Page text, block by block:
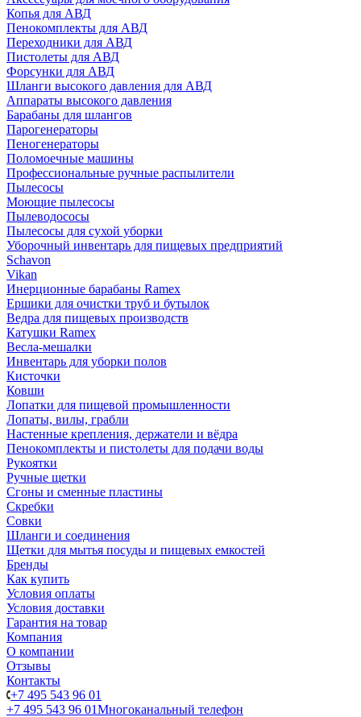
Копья для АВД
Пенокомплекты для АВД
Переходники для АВД
Пистолеты для АВД
Форсунки для АВД
Шланги высокого давления для АВД
Аппараты высокого давления
Барабаны для шлангов
Парогенераторы
Пеногенераторы
Поломоечные машины
Профессиональные ручные распылители
Пылесосы
Моющие пылесосы
Пылеводососы
Пылесосы для сухой уборки
Уборочный инвентарь для пищевых предприятий
Schavon
Vikan
Инерционные барабаны Ramex
Ершики для очистки труб и бутылок
Ведра для пищевых производств
Катушки Ramex
Весла-мешалки
Инвентарь для уборки полов
Кисточки
Ковши
Лопатки для пищевой промышленности
Лопаты, вилы, грабли
Настенные крепления, держатели и вёдра
Пенокомплекты и пистолеты для подачи воды
Рукоятки
Ручные щетки
Сгоны и сменные пластины
Скребки
Совки
Шланги и соединения
Щетки для мытья посуды и пищевых емкостей
Бренды
Как купить
Условия оплаты
Условия доставки
Гарантия на товар
Компания
О компании
Отзывы
Контакты
+7 495 543 96 01
+7 495 543 96 01Многоканальный телефон